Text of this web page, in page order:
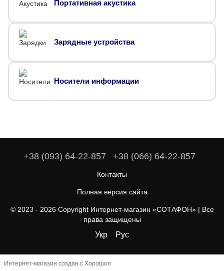
Портативная акустика
Зарядные устройства
Носители информации
+38 (093) 64-22-857 +38 (066) 64-22-857
Контакты
Полная версия сайта
© 2023 - 2026 Copyright Интернет-магазин «СОТАФОН» | Все
права защищены
Укр Рус
Интернет-магазин создан с Хорошоп